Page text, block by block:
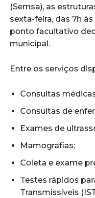
(Semsa), as
sexta-feira, das 7h
ponto facultativo
municipal.
Entre os serviços
Consultas
Consultas de
Exames de
Mamografias;
Coleta e exame
Testes rápidos
Transmissíveis